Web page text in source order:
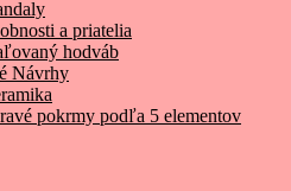
a priatelia
hodváb
Návrhy
pokrmy podľa 5 elementov